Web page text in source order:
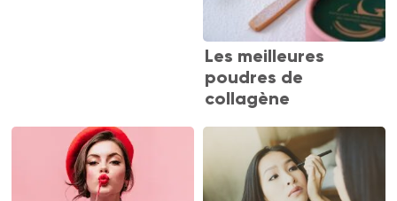
Les meilleures
poudres de
collagène